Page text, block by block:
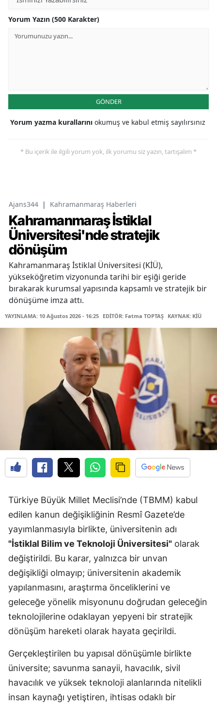
Yorum Yazın (500 Karakter)
GÖNDER
Yorum yazma kurallarını okumuş ve kabul etmiş sayılırsınız
* Bu içerik ile ilgili yorum yok, ilk yorumu siz yazın, tartışalım *
Ajans344 | Kahramanmaraş Haberleri
Kahramanmaraş İstiklal
Üniversitesi'nde stratejik
dönüşüm
Kahramanmaraş İstiklal Üniversitesi (KİÜ),
yükseköğretim vizyonunda tarihi bir eşiği geride
bırakarak kurumsal yapısında kapsamlı ve stratejik bir
dönüşüme imza attı.
YAYINLAMA: 10 Ağustos 2026 - 16:25 EDİTÖR: Fatma TOPTAŞ KAYNAK: KİÜ
Türkiye Büyük Millet Meclisi’nde (TBMM) kabul
edilen kanun değişikliğinin Resmî Gazete’de
yayımlanmasıyla birlikte, üniversitenin adı
"İstiklal Bilim ve Teknoloji Üniversitesi" olarak
değiştirildi. Bu karar, yalnızca bir unvan
değişikliği olmayıp; üniversitenin akademik
yapılanmasını, araştırma önceliklerini ve
geleceğe yönelik misyonunu doğrudan geleceğin
teknolojilerine odaklayan yepyeni bir stratejik
dönüşüm hareketi olarak hayata geçirildi.
Gerçekleştirilen bu yapısal dönüşümle birlikte
üniversite; savunma sanayii, havacılık, sivil
havacılık ve yüksek teknoloji alanlarında nitelikli
insan kaynağı yetiştiren, ihtisas odaklı bir